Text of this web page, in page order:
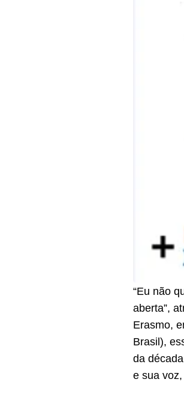
“Eu não
aberta”,
Erasmo,
Brasil),
da
e sua